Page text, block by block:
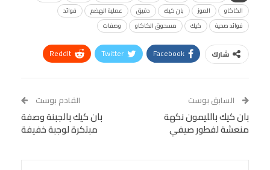
الكاكاو
الموز بان كيك دقيق عملية الهضم
فوائد
فوائد صحية
كيك مسحوق الكاكاو وصفات
شارك Facebook
Twitter
ReddIt
Tumblr
البريد الإلكتروني
VK
Digg
LINE
Viber
السابق بوست
بان كيك بالليمون نكهة
منعشة لفطور صيفي
القادم بوست
بان كيك بالجبنة وصفة
مبتكرة لوجبة خفيفة